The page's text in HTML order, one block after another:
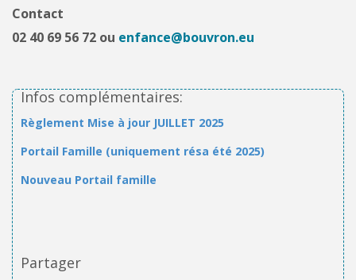
Contact
02 40 69 56 72 ou enfance@bouvron.eu
Infos complémentaires:
Règlement Mise à jour JUILLET 2025
Portail Famille (uniquement résa été 2025)
Nouveau Portail famille
Partager